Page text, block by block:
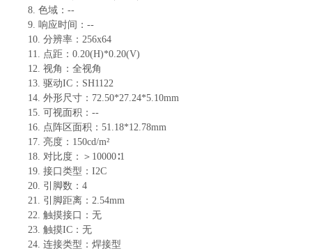
8. 色域： --
9. 响应时间： --
10. 分辨率： 256x64
11. 点距： 0.20(H)*0.20(V)
12. 视角： 全视角
13. 驱动IC： SH1122
14. 外形尺寸： 72.50*27.24*5.10mm
15. 可视面积： --
16. 点阵区面积： 51.18*12.78mm
17. 亮度： 150cd/m²
18. 对比度： ＞ 10000∶1
19. 接口类型： I2C
20. 引脚数： 4
21. 引脚距离： 2.54mm
22. 触摸接口：无
23. 触摸IC：无
24. 连接类型： 焊接型